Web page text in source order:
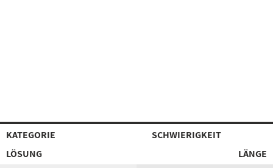
KATEGORIE
SCHWIERIGKEIT
LÖSUNG
LÄNGE